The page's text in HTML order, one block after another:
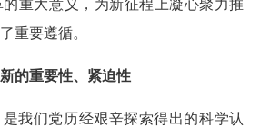
重大意义，为新征程上凝心聚力推
重要遵循。
的重要性、紧迫性
我们党历经艰辛探索得出的科学认